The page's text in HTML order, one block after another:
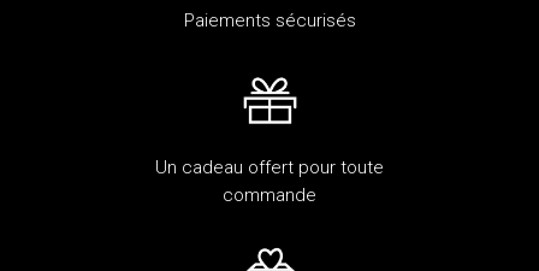
Paiements sécurisés
Un cadeau offert pour toute
commande